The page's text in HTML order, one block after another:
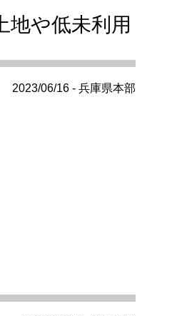
地や低未利用
2023/06/16 - 兵庫県本部